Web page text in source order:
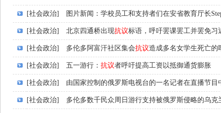
[社会政治] 图片新闻：学校员工和支持者们在安省教育厅长
[社会政治] 北京四通桥出现抗议标语，呼吁罢课罢工并罢免习
[社会政治] 多伦多阿富汗社区集会抗议造成多名女学生死亡的
[社会政治] 五一游行： 抗议者呼吁提高工资以抵御通货膨胀
[社会政治] 由国家控制的俄罗斯电视台的一名记者在直播节目
[社会政治] 多伦多数千民众周日游行支持被俄罗斯侵略的乌克